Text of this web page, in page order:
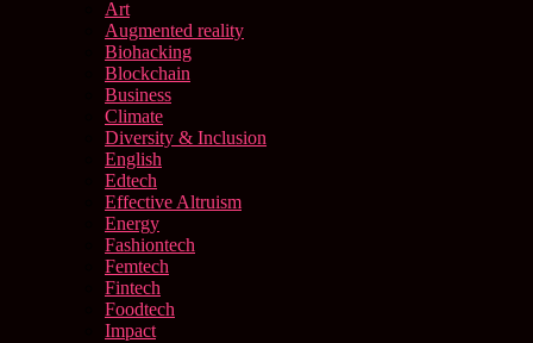
Art
Augmented reality
Biohacking
Blockchain
Business
Climate
Diversity & Inclusion
English
Edtech
Effective Altruism
Energy
Fashiontech
Femtech
Fintech
Foodtech
Impact